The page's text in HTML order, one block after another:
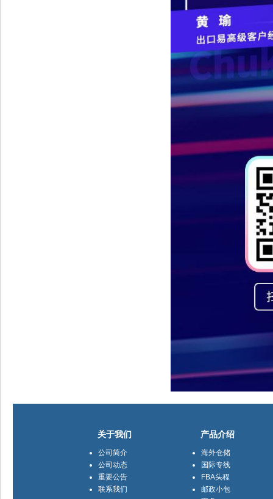
关于我们
公司简介
公司动态
重要公告
联系我们
产品介绍
海外仓储
国际专线
FBA头程
邮政小包